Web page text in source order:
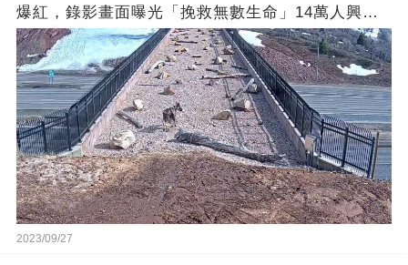
爆紅，錄影畫面曝光「挽救無數生命」14萬人興奮
歡呼
2023/09/27